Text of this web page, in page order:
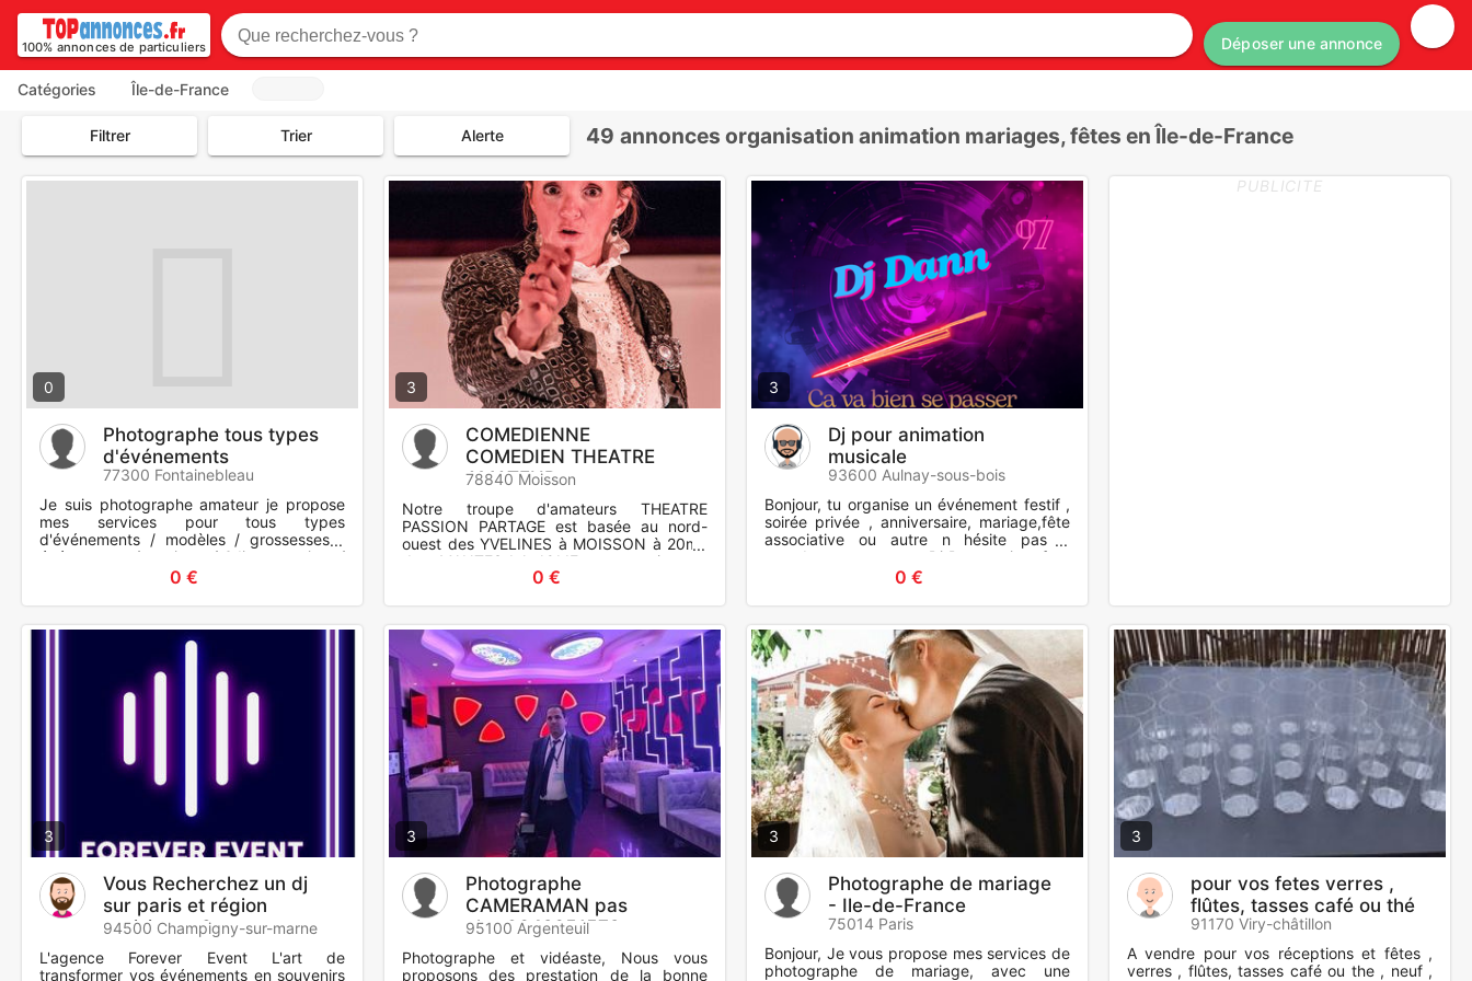
100% annonces de particuliers Déposer une annonce
Catégories Île-de-France
Filtrer Trier Alerte 49 annonces organisation animation mariages, fêtes en Île-de-France
0
Photographe tous types
d'événements
77300 Fontainebleau
Je suis photographe amateur je propose
mes services pour tous types
d'événements / modèles / grossesses /
événements / mariage / ?divers projets /
0 €
3
COMEDIENNE
COMEDIEN THEATRE
AMATEUR
78840 Moisson
Notre troupe d'amateurs THEATRE
PASSION PARTAGE est basée au nord-
ouest des YVELINES à MOISSON à 20mn
de MANTES-LA-JOLIE - covoiturage
possible depuis cette ville. Nous serons
0 €
3
Dj pour animation
musicale
93600 Aulnay-sous-bois
Bonjour, tu organise un événement festif ,
soirée privée , anniversaire, mariage,fête
associative ou autre n hésite pas à
prendre contact avec Dj Dann qui se fera
0 €
PUBLICITE
3
Vous Recherchez un dj
sur paris et région
parisienne ?
94500 Champigny-sur-marne
L'agence Forever Event L'art de
transformer vos événements en souvenirs
3
Photographe
CAMERAMAN pas
cher0642651572
95100 Argenteuil
Photographe et vidéaste, Nous vous
proposons des prestation de la bonne
3
Photographe de mariage
- Ile-de-France
75014 Paris
Bonjour, Je vous propose mes services de
photographe de mariage, avec une
3
pour vos fetes verres ,
flûtes, tasses café ou thé
91170 Viry-châtillon
A vendre pour vos réceptions et fêtes ,
verres , flûtes, tasses café ou the , neuf ,